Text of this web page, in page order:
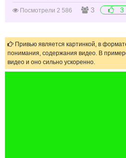
Посмотрели 2 586 3 3
Привью является картинкой, в
понимания, содержания видео. В
видео и оно сильно ускоренно.